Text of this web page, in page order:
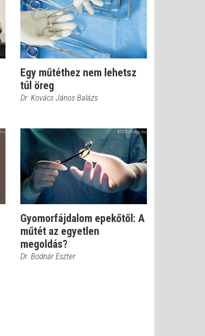
Egy műtéthez nem lehetsz
túl öreg
Dr. Kovács János Balázs
Gyomorfájdalom epekőtől: A
műtét az egyetlen
megoldás?
Dr. Bodnár Eszter